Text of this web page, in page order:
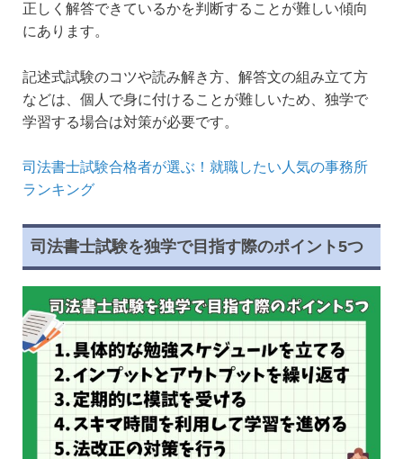
正しく解答できているかを判断することが難しい傾向
にあります。
記述式試験のコツや読み解き方、解答文の組み立て方
などは、個人で身に付けることが難しいため、独学で
学習する場合は対策が必要です。
司法書士試験合格者が選ぶ！就職したい人気の事務所
ランキング
司法書士試験を独学で目指す際のポイント5つ